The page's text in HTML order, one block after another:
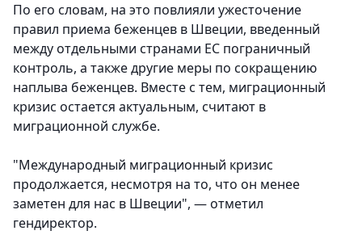
По его словам, на это повлияли ужесточение
правил приема беженцев в Швеции, введенный
между отдельными странами ЕС пограничный
контроль, а также другие меры по сокращению
наплыва беженцев. Вместе с тем, миграционный
кризис остается актуальным, считают в
миграционной службе.
"Международный миграционный кризис
продолжается, несмотря на то, что он менее
заметен для нас в Швеции", — отметил
гендиректор.